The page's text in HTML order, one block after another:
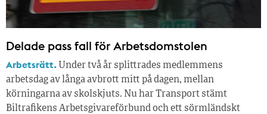
Delade pass fall för Arbetsdomstolen
Arbetsrätt. Under två år splittrades medlemmens
arbetsdag av långa avbrott mitt på dagen, mellan
körningarna av skolskjuts. Nu har Transport stämt
Biltrafikens Arbetsgivareförbund och ett sörmländskt